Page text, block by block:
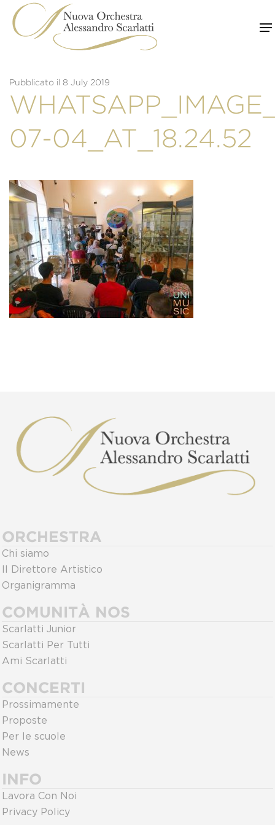
content
Pubblicato il 8 July 2019
07-04_AT_18.24.52
ORCHESTRA
Chi siamo
Il Direttore Artistico
Organigramma
COMUNITÀ NOS
Scarlatti Junior
Scarlatti Per Tutti
Ami Scarlatti
CONCERTI
Prossimamente
Proposte
Per le scuole
News
INFO
Lavora Con Noi
Privacy Policy